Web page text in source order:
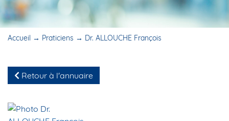
Accueil → Praticiens → Dr. ALLOUCHE François
Retour à l'annuaire